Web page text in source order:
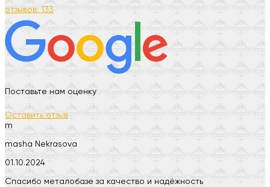
отзывов: 133
Поставьте нам оценку
Оставить отзыв
m
masha Nekrasova
01.10.2024
Спасибо металобазе за качество и надёжность